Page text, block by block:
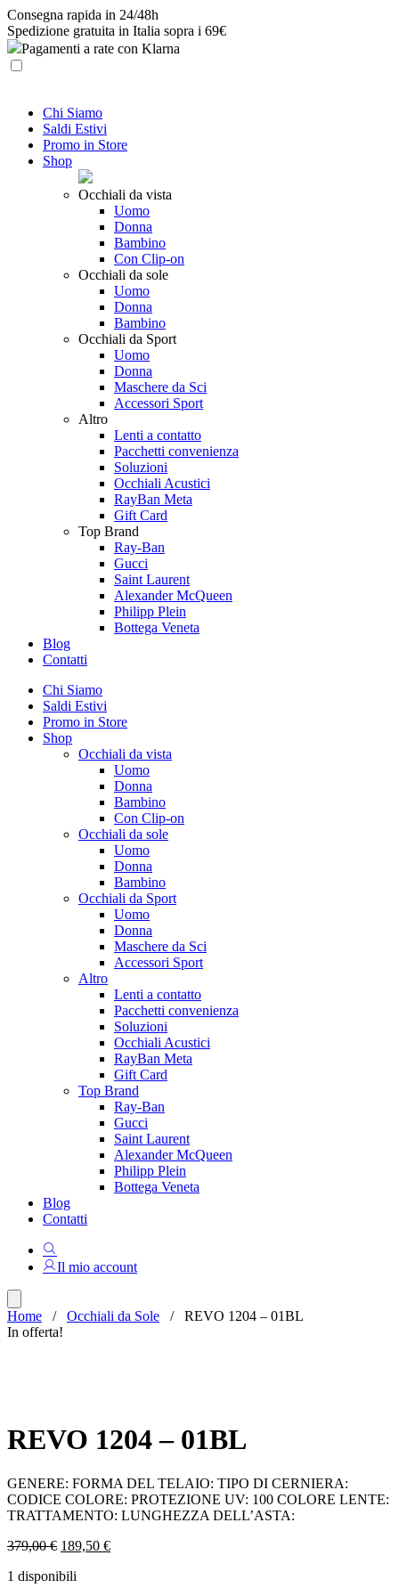
Skip
to
content
Consegna rapida in 24/48h
Spedizione gratuita in Italia sopra i 69€
Pagamenti a rate con Klarna
Chi Siamo
Saldi Estivi
Promo in Store
Shop
Occhiali da vista
Uomo
Donna
Bambino
Con Clip-on
Occhiali da sole
Uomo
Donna
Bambino
Occhiali da Sport
Uomo
Donna
Maschere da Sci
Accessori Sport
Altro
Lenti a contatto
Pacchetti convenienza
Soluzioni
Occhiali Acustici
RayBan Meta
Gift Card
Top Brand
Ray-Ban
Gucci
Saint Laurent
Alexander McQueen
Philipp Plein
Bottega Veneta
Blog
Contatti
Chi Siamo
Saldi Estivi
Promo in Store
Shop
Occhiali da vista
Uomo
Donna
Bambino
Con Clip-on
Occhiali da sole
Uomo
Donna
Bambino
Occhiali da Sport
Uomo
Donna
Maschere da Sci
Accessori Sport
Altro
Lenti a contatto
Pacchetti convenienza
Soluzioni
Occhiali Acustici
RayBan Meta
Gift Card
Top Brand
Ray-Ban
Gucci
Saint Laurent
Alexander McQueen
Philipp Plein
Bottega Veneta
Blog
Contatti
Il mio account
Home / Occhiali da Sole / REVO 1204 – 01BL
In offerta!
REVO 1204 – 01BL
GENERE: FORMA DEL TELAIO: TIPO DI CERNIERA:
CODICE COLORE: PROTEZIONE UV: 100 COLORE LENTE:
TRATTAMENTO: LUNGHEZZA DELL’ASTA:
379,00€ Il
originale
189,50 €Il
1 disponibili